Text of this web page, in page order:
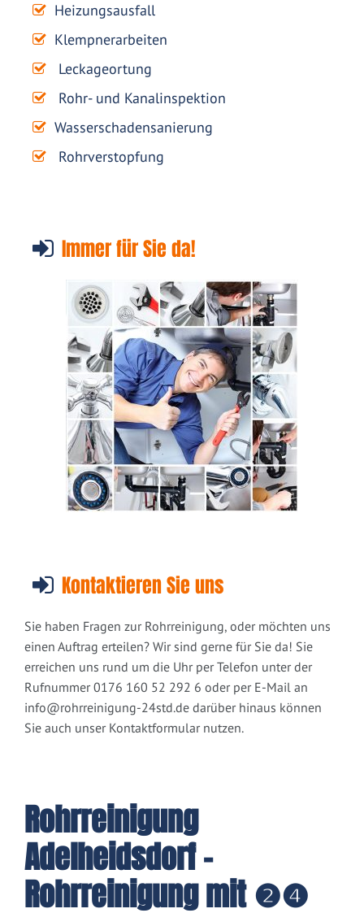
Heizungsausfall
Klempnerarbeiten
Leckageortung
Rohr- und Kanalinspektion
Wasserschadensanierung
Rohrverstopfung
Immer für Sie da!
Kontaktieren Sie uns
Sie haben Fragen zur Rohrreinigung, oder möchten uns
einen Auftrag erteilen? Wir sind gerne für Sie da! Sie
erreichen uns rund um die Uhr per Telefon unter der
Rufnummer 0176 160 52 292 6 oder per E-Mail an
info@rohrreinigung-24std.de darüber hinaus können
Sie auch unser Kontaktformular nutzen.
Rohrreinigung
Adelheidsdorf -
Rohrreinigung mit ❷❹